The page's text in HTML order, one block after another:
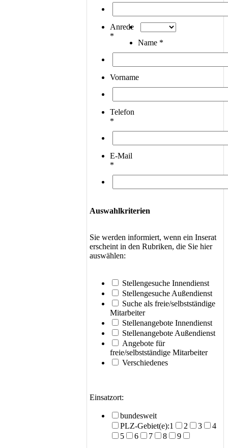
Anrede
*
Name *
Vorname
Telefon
*
E-Mail
*
Auswahlkriterien
Sie werden informiert, wenn ein Inserat
erscheint in den Rubriken, die Sie hier
auswählen:
Stellengesuche Innendienst
Stellengesuche Außendienst
Suche als freie/selbstständige
Mitarbeiter
Stellenangebote Innendienst
Stellenangebote Außendienst
Angebote für
freie/selbstständige Mitarbeiter
Verschiedenes
Einsatzort:
bundesweit
PLZ-Gebiet(e):1
2 3
4
5
6 7 8 9